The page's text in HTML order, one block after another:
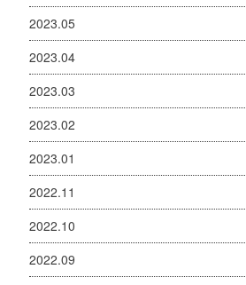
2023.05
2023.04
2023.03
2023.02
2023.01
2022.11
2022.10
2022.09